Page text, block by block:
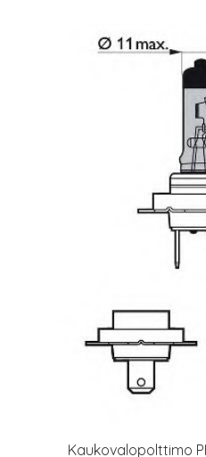
Kaukovalopolttimo